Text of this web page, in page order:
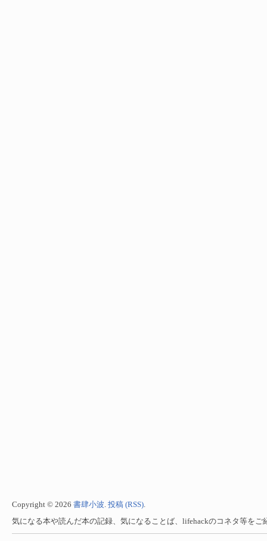
Copyright © 2026 書肆小波. 投稿 (RSS).
気になる本や読んだ本の記録、気になることば、lifehackのコネタ等をご